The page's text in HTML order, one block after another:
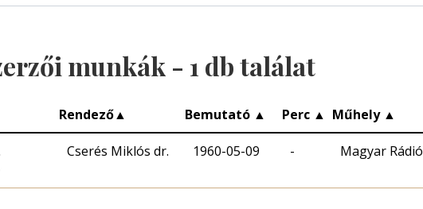
munkák - 1 db találat
Rendező▲ Bemutató ▲ Perc ▲ Műhely ▲
Cserés Miklós dr. 1960-05-09 - Magyar Rádió